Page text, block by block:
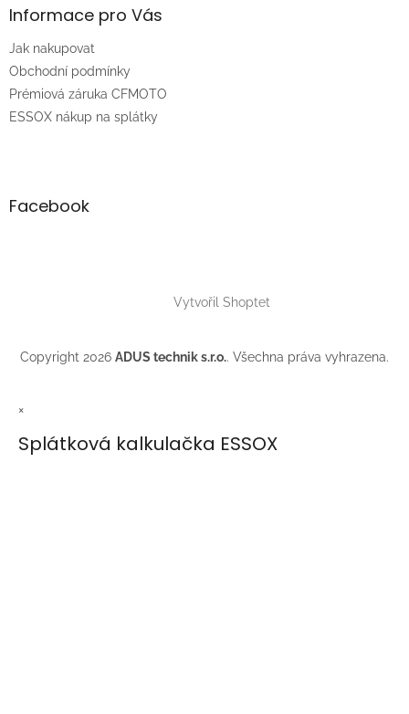
aInformace pro Vás
Jak nakupovat
Obchodní podmínky
Prémiová záruka CFMOTO
ESSOX nákup na splátky
Facebook
Vytvořil Shoptet
Copyright 2026 ADUS technik s.r.o.. Všechna práva vyhrazena.
×
Splátková kalkulačka ESSOX